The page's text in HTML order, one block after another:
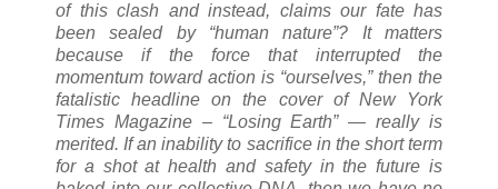
of this clash and instead, claims our fate has
been sealed by “human nature”? It matters
because if the force that interrupted the
momentum toward action is “ourselves,” then the
fatalistic headline on the cover of New York
Times Magazine – “Losing Earth” — really is
merited. If an inability to sacrifice in the short term
for a shot at health and safety in the future is